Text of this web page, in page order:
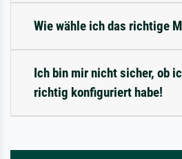
Wie wähle ich das richtige
Ich bin mir nicht sicher, ob
richtig konfiguriert habe!